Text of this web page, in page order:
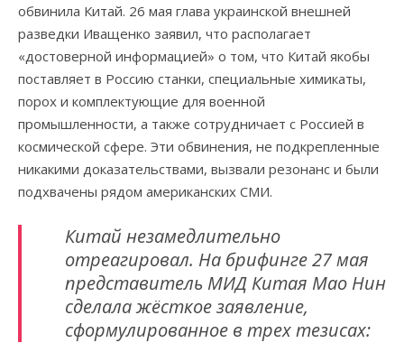
обвинила Китай. 26 мая глава украинской внешней
разведки Иващенко заявил, что располагает
«достоверной информацией» о том, что Китай якобы
поставляет в Россию станки, специальные химикаты,
порох и комплектующие для военной
промышленности, а также сотрудничает с Россией в
космической сфере. Эти обвинения, не подкрепленные
никакими доказательствами, вызвали резонанс и были
подхвачены рядом американских СМИ.
Китай незамедлительно
отреагировал. На брифинге 27 мая
представитель МИД Китая Мао Нин
сделала жёсткое заявление,
сформулированное в трех тезисах: